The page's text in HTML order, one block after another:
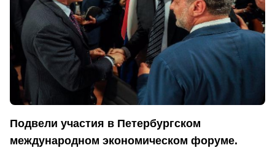
Подвели участия в Петербургском
международном экономическом форуме.